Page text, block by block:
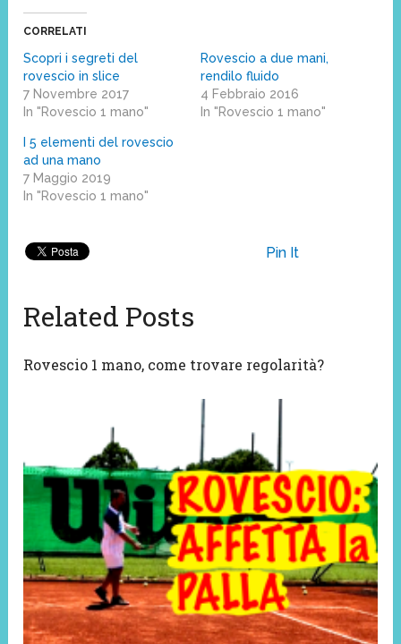
CORRELATI
Scopri i segreti del
rovescio in slice
7 Novembre 2017
In "Rovescio 1 mano"
Rovescio a due mani,
rendilo fluido
4 Febbraio 2016
In "Rovescio 1 mano"
I 5 elementi del rovescio
ad una mano
7 Maggio 2019
In "Rovescio 1 mano"
Pin It
Related Posts
Rovescio 1 mano, come trovare regolarità?